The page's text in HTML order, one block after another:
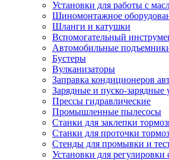
Установки для работы с
Шиномонтажное
Шланги и катушки
Вспомогательный
Автомобильные
Бустеры
Вулканизаторы
Заправка кондиционеров
Зарядные и пуско-зарядные
Прессы гидравлические
Промышленные пылесосы
Станки для заклепки
Станки для проточки
Стенды для промывки и
Установки для регулировки